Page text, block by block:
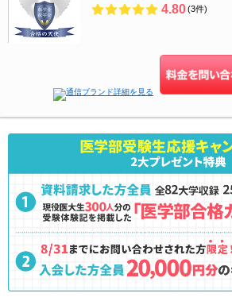
4.80(3件)